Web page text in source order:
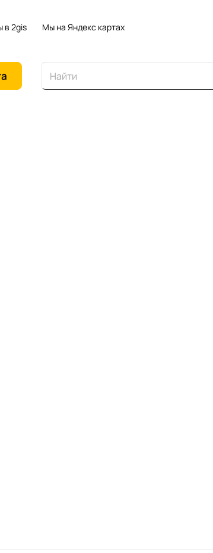
в 2gis Мы на Яндекс картах